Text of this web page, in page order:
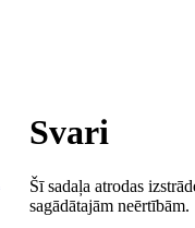
Svari
Šī sadaļa atrodas
sagādātajām neērtībām.